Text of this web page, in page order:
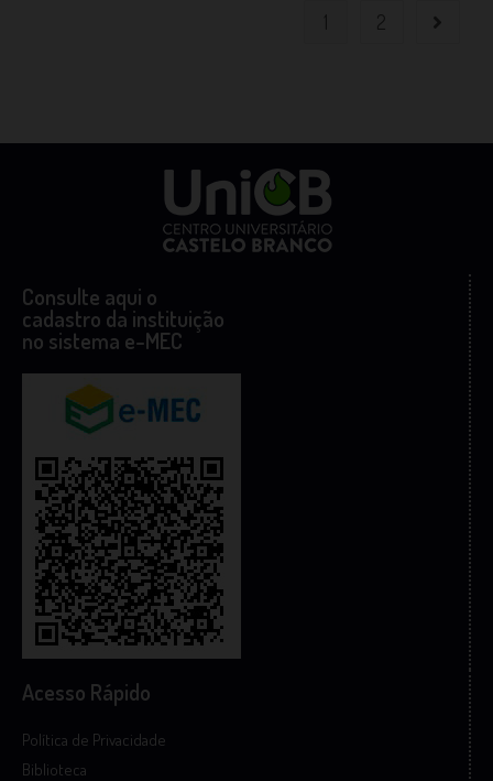
1 2
Consulte aqui o
cadastro da instituição
no sistema e-MEC
Acesso Rápido
Política de Privacidade
Biblioteca